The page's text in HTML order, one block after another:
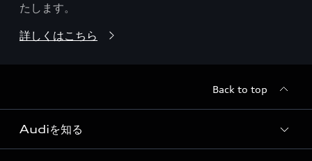
たします。
詳しくはこちら
Back to top
Audiを知る